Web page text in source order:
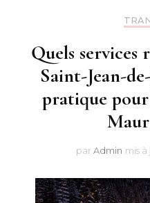
Quels services
Saint-Jean-
pratique
par Admin mis